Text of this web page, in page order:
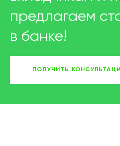
предлагаем
в банке!
ПОЛУЧИТЬ